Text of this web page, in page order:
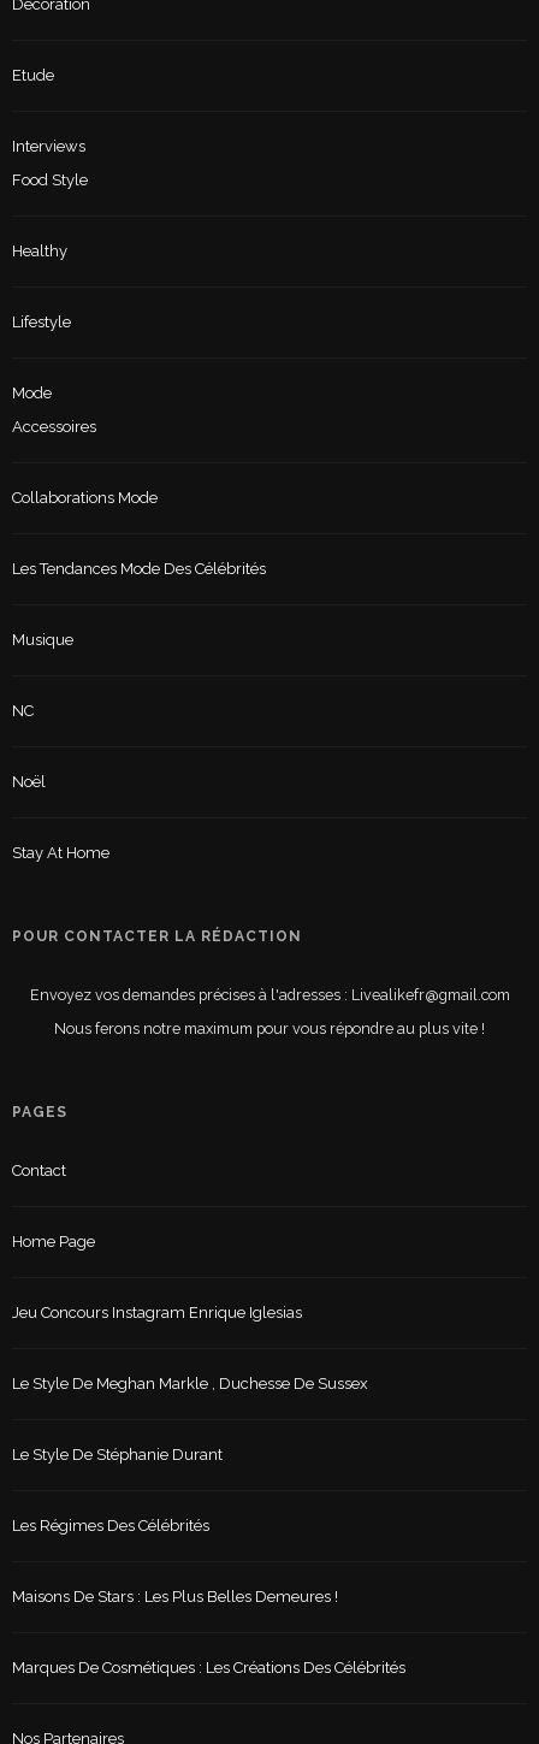
Décoration
Etude
Interviews
Food Style
Healthy
Lifestyle
Mode
Accessoires
Collaborations Mode
Les Tendances Mode Des Célébrités
Musique
NC
Noël
Stay At Home
POUR CONTACTER LA RÉDACTION
Envoyez vos demandes précises à l'adresses : Livealikefr@gmail.com
Nous ferons notre maximum pour vous répondre au plus vite !
PAGES
Contact
Home Page
Jeu Concours Instagram Enrique Iglesias
Le Style De Meghan Markle , Duchesse De Sussex
Le Style De Stéphanie Durant
Les Régimes Des Célébrités
Maisons De Stars : Les Plus Belles Demeures !
Marques De Cosmétiques : Les Créations Des Célébrités
Nos Partenaires